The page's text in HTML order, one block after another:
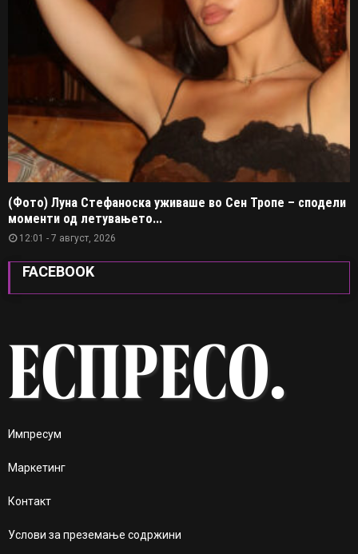
(Фото) Луна Стефаноска уживаше во Сен Тропе – сподели
моменти од летувањето...
12:01 - 7 август, 2026
FACEBOOK
Импресум
Маркетинг
Контакт
Услови за преземање содржини